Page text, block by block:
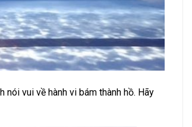
vui về hành vi bám thành hồ. Hãy